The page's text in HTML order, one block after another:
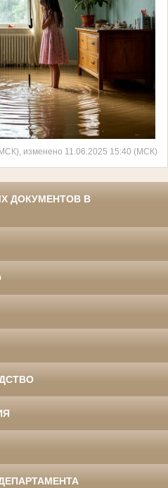
изменено 11.06.2025 15:40 (МСК)
ДОКУМЕНТОВ В